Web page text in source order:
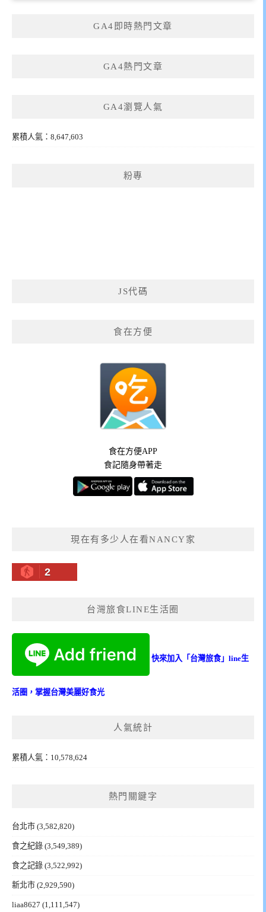
GA4即時熱門文章
GA4熱門文章
GA4瀏覽人氣
累積人氣：8,647,603
粉專
JS代碼
食在方便
食在方便APP
食記隨身帶著走
現在有多少人在看NANCY家
2
台灣旅食LINE生活圈
快來加入「台灣旅食」line生
活圈，掌握台灣美麗好食光
人氣統計
累積人氣：10,578,624
熱門關鍵字
台北市 (3,582,820)
食之紀錄 (3,549,389)
食之記錄 (3,522,992)
新北市 (2,929,590)
liaa8627 (1,111,547)